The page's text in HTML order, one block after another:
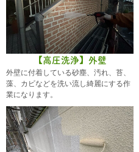
【高圧洗浄】外壁
外壁に付着している砂塵、汚れ、苔、
藻、カビなどを洗い流し綺麗にする作
業になります。